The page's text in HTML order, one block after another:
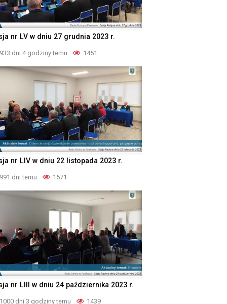
nr LV w dniu 27 grudnia 2023 r.
933 dni 4 godziny temu 1451
nr LIV w dniu 22 listopada 2023 r.
991 dni temu 1571
nr LIII w dniu 24 października 2023 r.
1000 dni 3 godziny temu 1439